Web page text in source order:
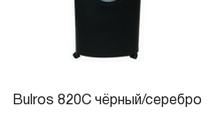
Bulros 820C чёрный/серебро